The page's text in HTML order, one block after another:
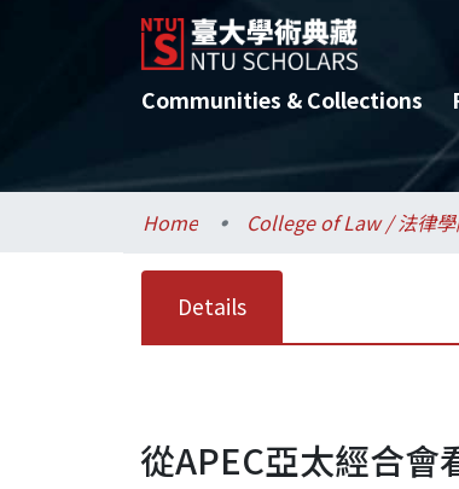
Communities & Collections
Home College of Law / 法律
Details
從APEC亞太經合